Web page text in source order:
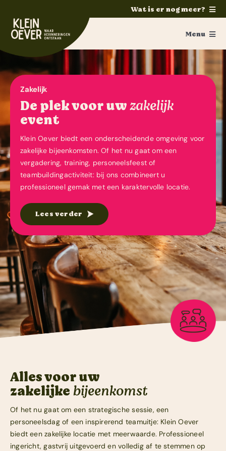
naar
inhoud
Wat is er nog meer?
Home
Trouwen
Ponykamp
Groepsaccommodatie
Manege
Schoolkamp
Zakelijk
Contact
Menu
Zakelijk
Vergaderen
Vergaderzalen
Personeelsfeesten
Teambuilding
Activiteiten
Arrangementen
Contact
Zakelijk
De plek voor uwzakelijk
event
Klein Oever biedt een onderscheidende omgeving voor
zakelijke bijeenkomsten. Of het nu gaat om een
vergadering, training, personeelsfeest of
teambuildingactiviteit: bij ons combineert u
professioneel gemak met een karaktervolle locatie.
Lees verder
Alles voor uw
zakelijke bijeenkomst
Of het nu gaat om een strategische sessie, een
personeelsdag of een inspirerend teamuitje: Klein Oever
biedt een zakelijke locatie met meerwaarde. Professioneel
ingericht, gastvrij uitgevoerd en volledig af te stemmen op